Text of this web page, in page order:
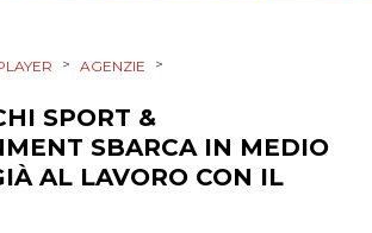
> AGENZIE >
SPORT &
SBARCA IN MEDIO
AL LAVORO CON IL